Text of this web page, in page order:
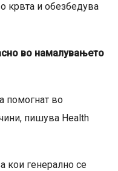
крвта и обезбедува
во намалувањето
помогнат во
пишува Health
кои генерално се